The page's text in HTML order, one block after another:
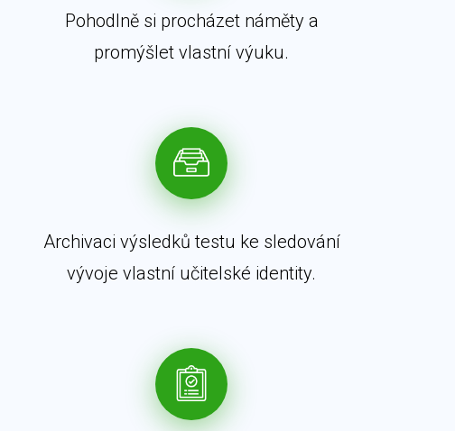
Pohodlně si procházet náměty a
promýšlet vlastní výuku.
Archivaci výsledků testu ke sledování
vývoje vlastní učitelské identity.